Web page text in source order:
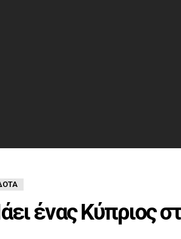
ένας Κύπριος